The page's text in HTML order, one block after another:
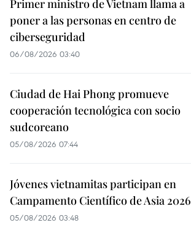
Primer ministro de Vietnam llama a
poner a las personas en centro de
ciberseguridad
06/08/2026 03:40
Ciudad de Hai Phong promueve
cooperación tecnológica con socio
sudcoreano
05/08/2026 07:44
Jóvenes vietnamitas participan en
Campamento Científico de Asia 2026
05/08/2026 03:48